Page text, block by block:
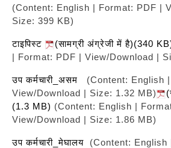
(Content: English | Format: PDF |
Size: 399 KB)
टाइपिस्ट (सामग्री अंग्रेजी में है)(340
| Format: PDF | View/Download |
उप कर्मचारी_असम
(Content: English
View/Download | Size: 1.32 MB)
(1.3 MB) (Content: English |
View/Download | Size: 1.86 MB)
उप कर्मचारी_मेघालय
(Content: English